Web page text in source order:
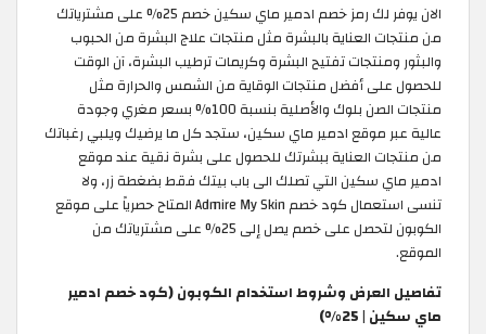
الان يوفر لك رمز خصم ادمير ماي سكين خصم 25% على مشترياتك
من منتجات العناية بالبشرة مثل منتجات علاج البشرة من الحبوب
والبثور ومنتجات تفتيح البشرة وكريمات ترطيب البشرة، آن الوقت
للحصول على أفضل منتجات الوقاية من الشمس والحرارة مثل
منتجات الصن بلوك والأصلية بنسبة 100% بسعر مغري وجودة
عالية عبر موقع ادمير ماي سكين، ستجد كل ما يرضيك ويلبي رغباتك
من منتجات العناية ببشرتك للحصول على بشرة نقية عند موقع
ادمير ماي سكين التي تصلك الى باب بيتك فقط بضغطة زر، ولا
تنسى استعمال كود خصم Admire My Skin المتاح حصرياً على موقع
الكوبون لتحصل على خصم يصل إلى 25% على مشترياتك من
الموقع.
تفاصيل العرض وشروط استخدام الكوبون (كود خصم ادمير
ماي سكين | 25%)